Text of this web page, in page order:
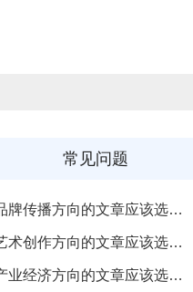
常见问题
品牌传播方向的文章应该选择什么期刊
艺术创作方向的文章应该选择什么期刊
产业经济方向的文章应该选择什么期刊